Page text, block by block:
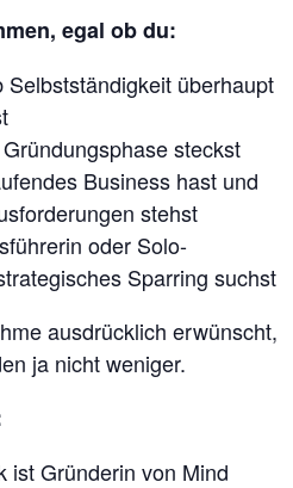
egal ob du:
Selbstständigkeit überhaupt
steckst
Business hast und
stehst
oder Solo-
Sparring suchst
ausdrücklich erwünscht,
ja nicht weniger.
ist Gründerin von Mind